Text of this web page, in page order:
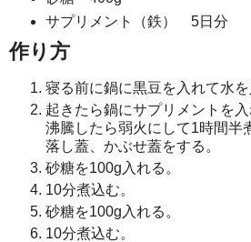
サプリメント（鉄） 5日分
作り方
寝る前に鍋に黒豆を入れて水を
起きたら鍋にサプリメントを入
沸騰したら弱火にして1時間半
落し蓋、かぶせ蓋をする。
砂糖を100g入れる。
10分煮込む。
砂糖を100g入れる。
10分煮込む。